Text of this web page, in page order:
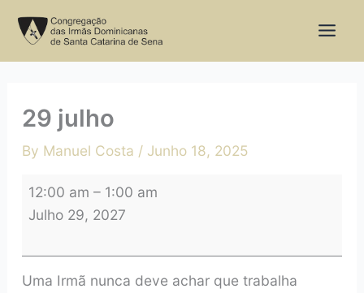
29 julho
By Manuel Costa / Junho 18, 2025
julho
12:00 am – 1:00 am
Julho 29, 2027
Uma Irmã nunca deve achar que trabalha